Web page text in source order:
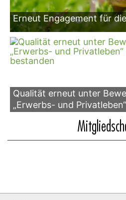
Erneut Engagement für
Qualität erneut unter
„Erwerbs- und